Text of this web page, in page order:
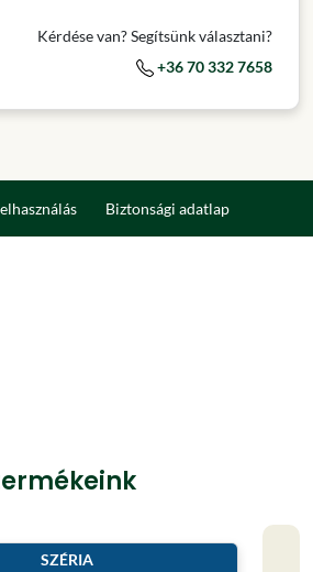
Kérdése van? Segítsünk választani?
+36 70 332 7658
Biztonsági adatlap
SZÉRIA